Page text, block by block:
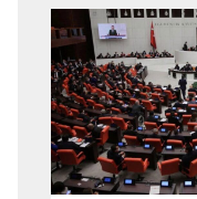
2027’ye kadar
düzenlemenin
değişikliği
vurgulanıyor;
vadeli çevre
amaçlanmadığı...